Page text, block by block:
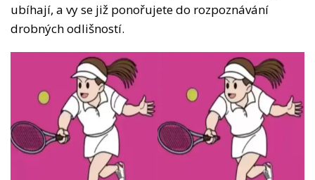
ubíhají, a vy se již ponořujete do rozpoznávání
drobných odlišností.